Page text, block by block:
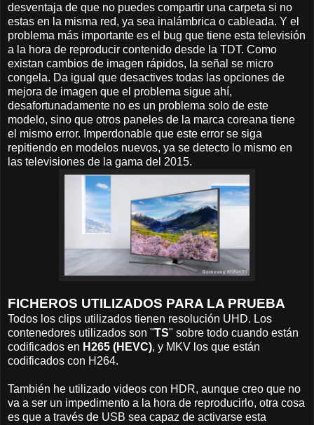
desventaja de que no puedes compartir una carpeta si no
estas en la misma red, ya sea inalámbrica o cableada. Y el
problema más importante es el bug que tiene esta televisión
a la hora de reproducir contenido desde la TDT. Como
existan cambios de imagen rápidos, la señal se micro
congela. Da igual que desactives todas las opciones de
mejora de imagen que el problema sigue ahí,
desafortunadamente no es un problema solo de este
modelo, sino que otros paneles de la marca coreana tiene
el mismo error. Imperdonable que este error se siga
repitiendo en modelos nuevos, ya se detecto lo mismo en
las televisiones de la gama del 2015.
FICHEROS UTILIZADOS PARA LA PRUEBA
Todos los clips utilizados tienen resolución UHD. Los
contenedores utilizados son "TS" sobre todo cuando están
codificados en H265 (HEVC), y MKV los que están
codificados con H264.
También he utilizado videos con HDR, aunque creo que no
va a ser un impedimento a la hora de reproducirlo, otra cosa
es que a través de USB sea capaz de activarse esta